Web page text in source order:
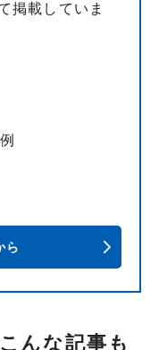
掲載していま
ら
んな記事も